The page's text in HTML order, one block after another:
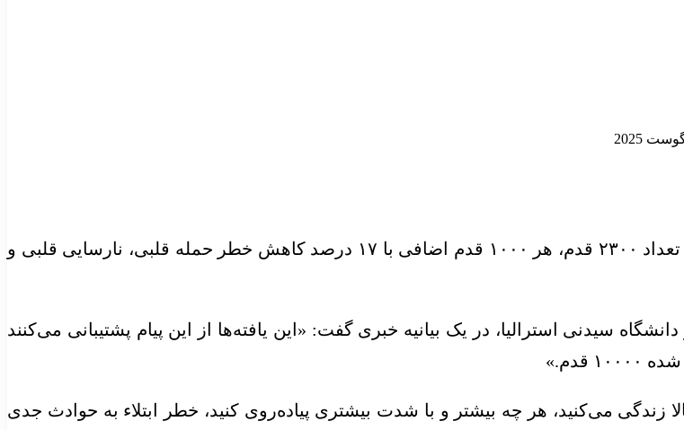
به نقل از هلث دی نیوز، محققان گزارش دادند که در مقایسه با حداقل تعداد ۲۳۰۰ قدم، هر ۱۰۰۰ قدم اضافی با ۱۷ درصد کاهش خطر حمله قلبی، نارسایی قلبی و
سیدنی استرالیا، در یک بیانیه خبری گفت: «این یافته‌ها از این پیام پشتیبانی می‌کنند
زندگی می‌کنید، هر چه بیشتر و با شدت بیشتری پیاده‌روی کنید، خطر ابتلاء به حوادث جدی